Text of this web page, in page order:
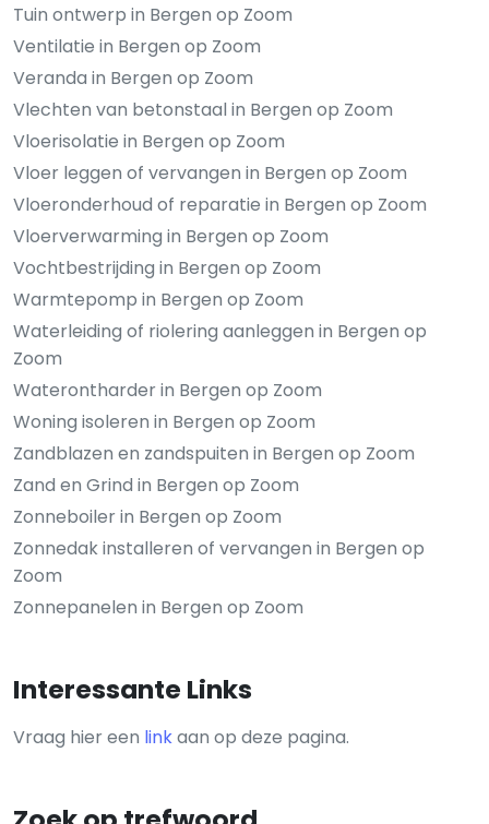
Tuin ontwerp in Bergen op Zoom
Ventilatie in Bergen op Zoom
Veranda in Bergen op Zoom
Vlechten van betonstaal in Bergen op Zoom
Vloerisolatie in Bergen op Zoom
Vloer leggen of vervangen in Bergen op Zoom
Vloeronderhoud of reparatie in Bergen op Zoom
Vloerverwarming in Bergen op Zoom
Vochtbestrijding in Bergen op Zoom
Warmtepomp in Bergen op Zoom
Waterleiding of riolering aanleggen in Bergen op
Zoom
Waterontharder in Bergen op Zoom
Woning isoleren in Bergen op Zoom
Zandblazen en zandspuiten in Bergen op Zoom
Zand en Grind in Bergen op Zoom
Zonneboiler in Bergen op Zoom
Zonnedak installeren of vervangen in Bergen op
Zoom
Zonnepanelen in Bergen op Zoom
Interessante Links
Vraag hier een linkaan op deze pagina.